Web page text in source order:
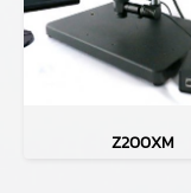
Z200XM